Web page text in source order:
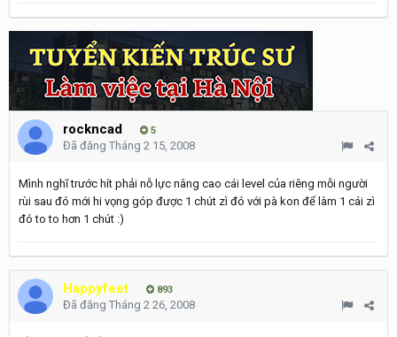
rockncad 5
Đã đăng Tháng 2 15, 2008
Mình nghĩ trước hít phải nỗ lực nâng cao cái level của riêng mỗi người
rùi sau đó mới hi vọng góp được 1 chút zì đó với pà kon để làm 1 cái zì
đó to to hơn 1 chút :)
Happyfeet 893
Đã đăng Tháng 2 26, 2008